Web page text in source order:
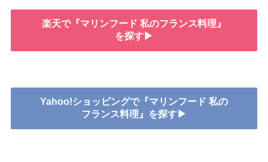
楽天で『マリンフード 私のフランス料理』
を探す▶
Yahoo!ショッピングで『マリンフード 私の
フランス料理』を探す▶